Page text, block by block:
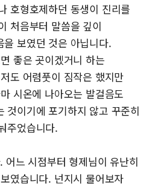
호형호제하던 동생이 진리를
처음부터 말씀을 깊이
보였던 것은 아닙니다.
좋은 곳이겠거니 하는
도 어렴풋이 짐작은 했지만
시온에 나아오는 발걸음도
것이기에 포기하지 않고 꾸준히
주었습니다.
어느 시점부터 형제님이 유난히
였습니다. 넌지시 물어보자